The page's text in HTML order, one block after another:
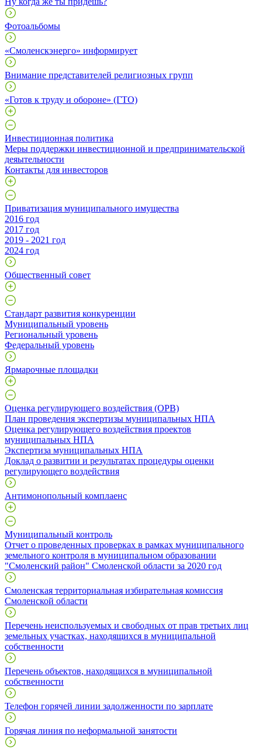
Фотоальбомы
«Смоленскэнерго» информирует
Внимание представителей религиозных групп
«Готов к труду и обороне» (ГТО)
Инвестиционная политика
Меры поддержки инвестиционной и предпринимательской
деяытельности
Контакты для инвесторов
Приватизация муниципального имущества
2016 год
2017 год
2019 - 2021 год
2024 год
Общественный совет
Стандарт развития конкуренции
Муниципальный уровень
Региональный уровень
Федеральный уровень
Ярмарочные площадки
Оценка регулирующего воздействия (ОРВ)
План проведения экспертизы муниципальных НПА
Оценка регулирующего воздействия проектов
муниципальных НПА
Экспертиза муниципальных НПА
Доклад о развитии и результатах процедуры оценки
регулирующего воздействия
Антимонопольный комплаенс
Муниципальный контроль
Отчет о проведенных проверках в рамках муниципального
земельного контроля в муниципальном образовании
"Смоленский район" Смоленской области за 2020 год
Смоленская территориальная избирательная комиссия
Смоленской области
Перечень неиспользуемых и свободных от прав третьих лиц
земельных участках, находящихся в муниципальной
собственности
Перечень объектов, находящихся в муниципальной
собственности
Телефон горячей линии задолженности по зарплате
Горячая линия по неформальной занятости